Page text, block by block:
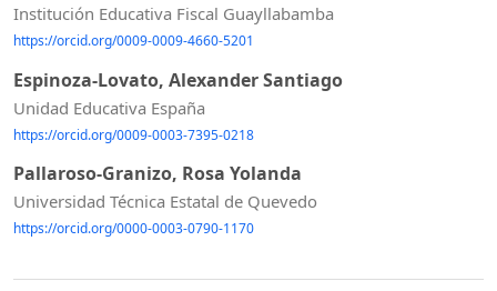
Institución Educativa Fiscal Guayllabamba
https://orcid.org/0009-0009-4660-5201
Espinoza-Lovato, Alexander Santiago
Unidad Educativa España
https://orcid.org/0009-0003-7395-0218
Pallaroso-Granizo, Rosa Yolanda
Universidad Técnica Estatal de Quevedo
https://orcid.org/0000-0003-0790-1170